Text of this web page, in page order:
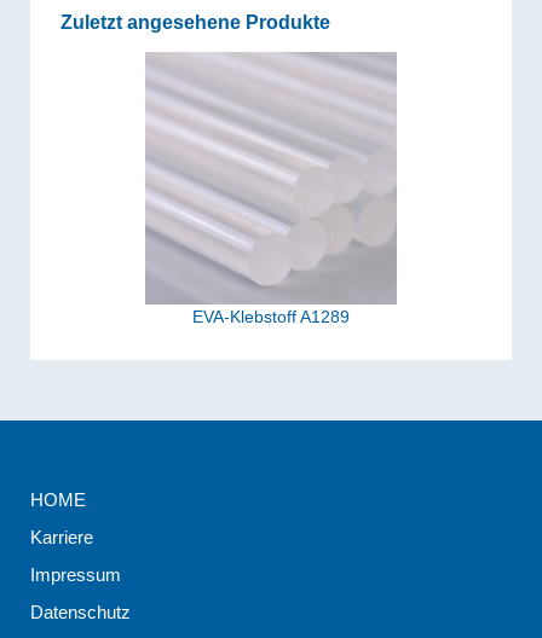
Zuletzt angesehene Produkte
EVA-Klebstoff A1289
HOME
Karriere
Impressum
Datenschutz